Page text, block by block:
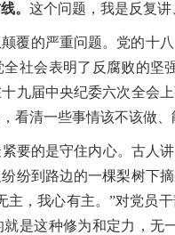
。 这个问题，我是反复
覆的严重问题。党的十
社会表明了反腐败的
九届中央纪委六次全会
看清一些事情该不该做
要的是守住内心。古人
纷到路边的一棵梨树下
主，我心有主。”对党员
是这种修为和定力，